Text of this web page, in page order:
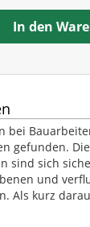
In den
bei
gefunden.
sind sich
und
Als kurz